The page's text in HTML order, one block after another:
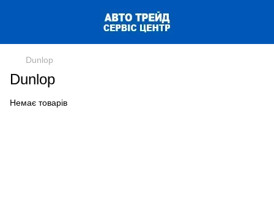
Dunlop
Dunlop
Немає товарів